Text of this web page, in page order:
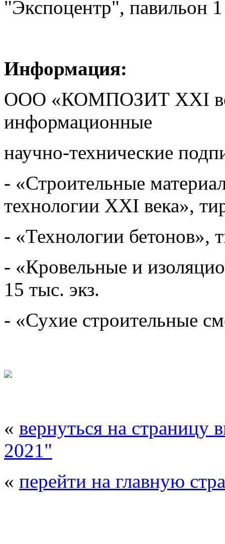
"Экспоцентр", павильон 1
Информация:
ООО «КОМПОЗИТ XXI
информационные
научно-технические
- «Строительные
технологии XXI века»,
- «Технологии бетонов»,
- «Кровельные и
15 тыс. экз.
- «Сухие строительные
« вернуться на страницу
2021"
« перейти на главную